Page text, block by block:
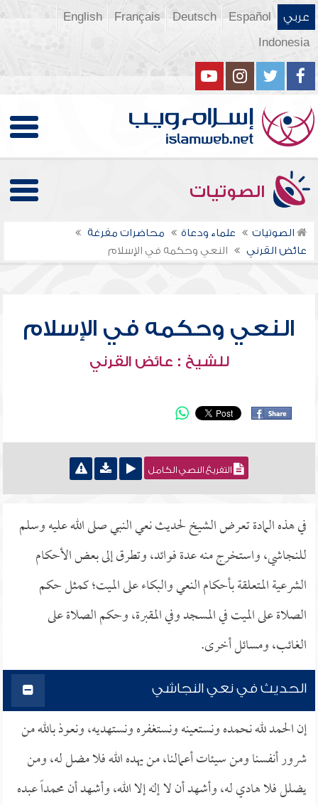
عربي Español
Deutsch
Français
English
Indonesia
الصوتيات
الصوتيات علماء ودعاة
محاضرات مفرغة
عائض القرني
النعي وحكمه في الإسلام
النعي وحكمه في الإسلام
للشيخ : عائض القرني
التفريغ النصي الكامل
في هذه المادة تعرض الشيخ لحديث نعي النبي صلى الله عليه وسلم
للنجاشي، واستخرج منه عدة فوائد، وتطرق إلى بعض الأحكام
الشرعية المتعلقة بأحكام النعي والبكاء على الميت؛ كمثل حكم
الصلاة على الميت في المسجد وفي المقبرة، وحكم الصلاة على
الغائب، ومسائل أخرى.
الحديث في نعي النجاشي
إن الحمد لله نحمده ونستعينه ونستغفره ونستهديه، ونعوذ بالله من
شرور أنفسنا ومن سيئات أعمالنا، من يهده الله فلا مضل له، ومن
يضلل فلا هادي له، وأشهد أن لا إله إلا الله، وأشهد أن محمداً عبده